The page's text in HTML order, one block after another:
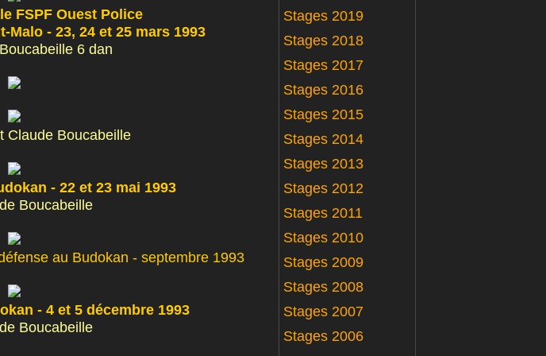
FSPF Ouest Police
Malo - 23, 24 et 25 mars 1993
6 dan
Claude Boucabeille
- 22 et 23 mai 1993
Boucabeille
au Budokan - septembre 1993
- 4 et 5 décembre 1993
Boucabeille
Stages 2019
Stages 2018
Stages 2017
Stages 2016
Stages 2015
Stages 2014
Stages 2013
Stages 2012
Stages 2011
Stages 2010
Stages 2009
Stages 2008
Stages 2007
Stages 2006